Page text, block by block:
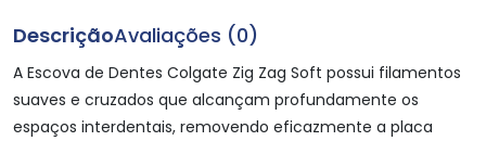
DescriçãoAvaliações (0)
A Escova de Dentes Colgate Zig Zag Soft possui filamentos
suaves e cruzados que alcançam profundamente os
espaços interdentais, removendo eficazmente a placa